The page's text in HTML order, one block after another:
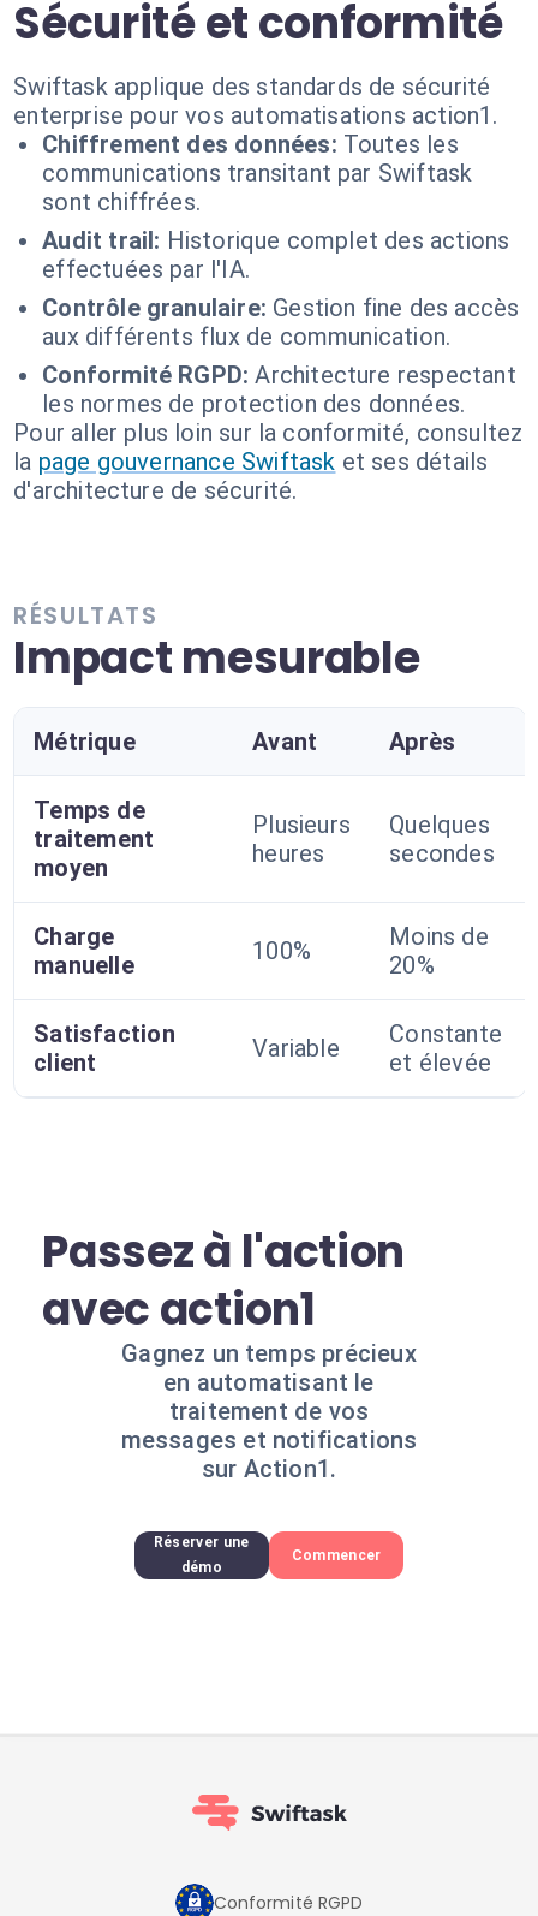
Sécurité et conformité
Swiftask applique des standards de sécurité
enterprise pour vos automatisations action1.
Chiffrement des données: Toutes les
communications transitant par Swiftask
sont chiffrées.
Audit trail: Historique complet des actions
effectuées par l'IA.
Contrôle granulaire: Gestion fine des accès
aux différents flux de communication.
Conformité RGPD: Architecture respectant
les normes de protection des données.
Pour aller plus loin sur la conformité, consultez
la page gouvernance Swiftask et ses détails
d'architecture de sécurité.
RÉSULTATS
Impact mesurable
Métrique Avant Après
Temps de
traitement
moyen
Plusieurs
heures
Quelques
secondes
Charge
manuelle
100%
Moins de
20%
Satisfaction
client
Variable
Constante
et élevée
Passez à l'action
avec action1
Gagnez un temps précieux
en automatisant le
traitement de vos
messages et notifications
sur Action1.
Réserver une
démo
Commencer
Conformité RGPD